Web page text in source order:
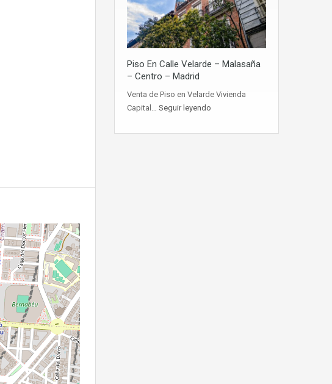
Piso En Calle Velarde – Malasaña
– Centro – Madrid
Venta de Piso en Velarde Vivienda
Capital… Seguir leyendo